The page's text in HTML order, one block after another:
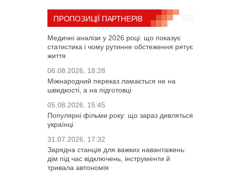
ПРОПОЗИЦІЇ ПАРТНЕРІВ
Медичні аналізи у 2026 році: що показує
статистика і чому рутинне обстеження рятує
життя
06.08.2026, 18:28
Міжнародний переказ ламається не на
швидкості, а на підготовці
05.08.2026, 15:45
Популярні фільми року: що зараз дивляться
українці
31.07.2026, 17:32
Зарядна станція для важких навантажень:
дім під час відключень, інструменти й
тривала автономія